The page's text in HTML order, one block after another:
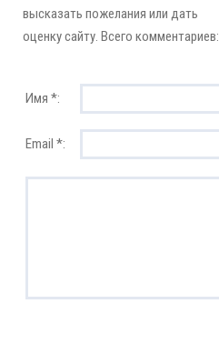
высказать пожелания или дать
оценку сайту. Всего комментариев:
Имя *:
Email *: